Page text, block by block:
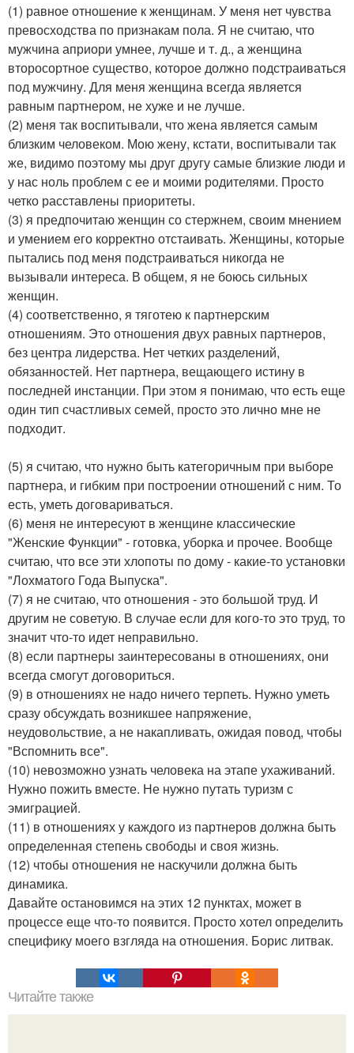
(1) равное отношение к женщинам. У меня нет чувства
превосходства по признакам пола. Я не считаю, что
мужчина априори умнее, лучше и т. д., а женщина
второсортное существо, которое должно подстраиваться
под мужчину. Для меня женщина всегда является
равным партнером, не хуже и не лучше.
(2) меня так воспитывали, что жена является самым
близким человеком. Мою жену, кстати, воспитывали так
же, видимо поэтому мы друг другу самые близкие люди и
у нас ноль проблем с ее и моими родителями. Просто
четко расставлены приоритеты.
(3) я предпочитаю женщин со стержнем, своим мнением
и умением его корректно отстаивать. Женщины, которые
пытались под меня подстраиваться никогда не
вызывали интереса. В общем, я не боюсь сильных
женщин.
(4) соответственно, я тяготею к партнерским
отношениям. Это отношения двух равных партнеров,
без центра лидерства. Нет четких разделений,
обязанностей. Нет партнера, вещающего истину в
последней инстанции. При этом я понимаю, что есть еще
один тип счастливых семей, просто это лично мне не
подходит.
(5) я считаю, что нужно быть категоричным при выборе
партнера, и гибким при построении отношений с ним. То
есть, уметь договариваться.
(6) меня не интересуют в женщине классические
"Женские Функции" - готовка, уборка и прочее. Вообще
считаю, что все эти хлопоты по дому - какие-то установки
"Лохматого Года Выпуска".
(7) я не считаю, что отношения - это большой труд. И
другим не советую. В случае если для кого-то это труд, то
значит что-то идет неправильно.
(8) если партнеры заинтересованы в отношениях, они
всегда смогут договориться.
(9) в отношениях не надо ничего терпеть. Нужно уметь
сразу обсуждать возникшее напряжение,
неудовольствие, а не накапливать, ожидая повод, чтобы
"Вспомнить все".
(10) невозможно узнать человека на этапе ухаживаний.
Нужно пожить вместе. Не нужно путать туризм с
эмиграцией.
(11) в отношениях у каждого из партнеров должна быть
определенная степень свободы и своя жизнь.
(12) чтобы отношения не наскучили должна быть
динамика.
Давайте остановимся на этих 12 пунктах, может в
процессе еще что-то появится. Просто хотел определить
специфику моего взгляда на отношения. Борис литвак.
Читайте также